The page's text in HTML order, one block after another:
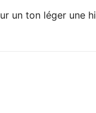
un ton léger une